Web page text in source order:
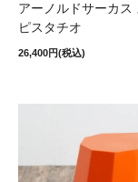
アーノルドサーカス
ピスタチオ
26,400円(税込)